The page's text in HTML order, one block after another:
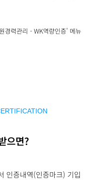
경력관리 - WK역량인증' 메뉴
으면?
인증내역(인증마크) 기입